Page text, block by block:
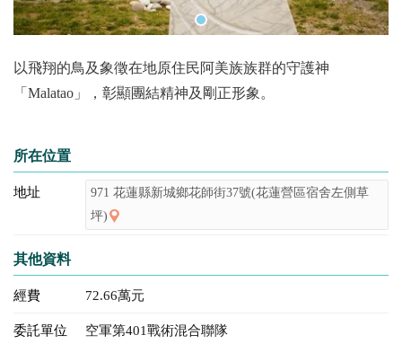
以飛翔的鳥及象徵在地原住民阿美族族群的守護神
「Malatao」，彰顯團結精神及剛正形象。
所在位置
地址
971 花蓮縣新城鄉花師街37號(花蓮營區宿舍左側草
坪)
其他資料
經費 72.66萬元
委託單位 空軍第401戰術混合聯隊